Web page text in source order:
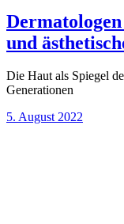
und
Die Haut als Spiegel
Generationen
5. August 2022